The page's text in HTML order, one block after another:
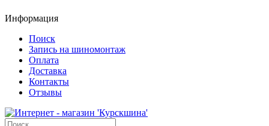
Информация
Поиск
Запись на шиномонтаж
Оплата
Доставка
Контакты
Отзывы